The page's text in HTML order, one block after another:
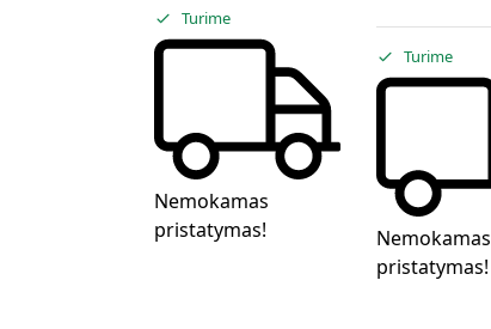
Turime
Nemokamas
pristatymas!
Turime
Nemokamas
pristatymas!